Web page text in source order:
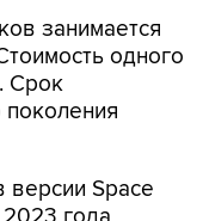
занимается
одного
Срок
поколения
версии Space